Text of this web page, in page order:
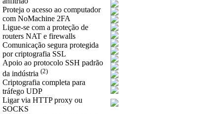
Proteja o acesso ao computador
com NoMachine 2FA
Ligue-se com a proteção de
routers NAT e firewalls
Comunicação segura protegida
por criptografia SSL
Apoio ao protocolo SSH padrão
da indústria (2)
Criptografia completa para
tráfego UDP
Ligar via HTTP proxy ou
SOCKS